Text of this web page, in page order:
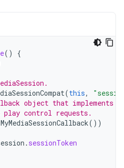
()
{
(this,
object that implements
control requests.
MyMediaSessionCallback())
. sessionToken